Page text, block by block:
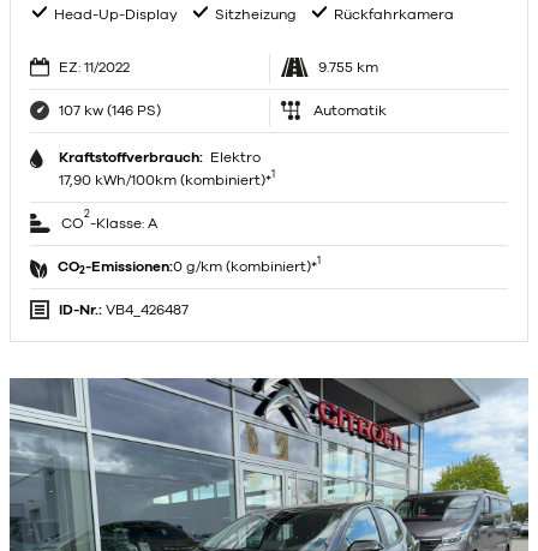
Head-Up-Display Sitzheizung Rückfahrkamera
EZ: 11/2022 9.755 km
107 kw (146 PS) Automatik
Kraftstoffverbrauch: Elektro
17,90 kWh/100km (kombiniert)*1
CO
2
-Klasse: A
CO2-Emissionen:0 g/km (kombiniert)*1
ID-Nr.: VB4_426487